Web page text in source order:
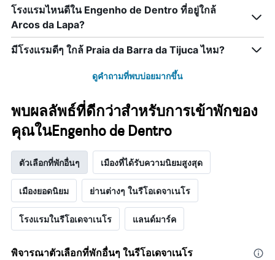
โรงแรมไหนดีใน Engenho de Dentro ที่อยู่ใกล้
Arcos da Lapa?
มีโรงแรมดีๆ ใกล้ Praia da Barra da Tijuca ไหม?
ดูคำถามที่พบบ่อยมากขึ้น
พบผลลัพธ์ที่ดีกว่าสำหรับการเข้าพักของ
คุณในEngenho de Dentro
ตัวเลือกที่พักอื่นๆ เมืองที่ได้รับความนิยมสูงสุด
เมืองยอดนิยม ย่านต่างๆ ในรีโอเดจาเนโร
โรงแรมในรีโอเดจาเนโร แลนด์มาร์ค
พิจารณาตัวเลือกที่พักอื่นๆ ในรีโอเดจาเนโร